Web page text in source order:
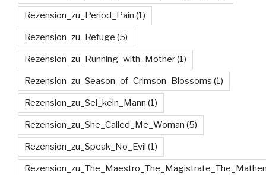
Rezension_zu_Period_Pain (1)
Rezension_zu_Refuge (5)
Rezension_zu_Running_with_Mother(1)
Rezension_zu_Season_of_Crimson_Blossoms (1)
Rezension_zu_Sei_kein_Mann (1)
Rezension_zu_She_Called_Me_Woman (5)
Rezension_zu_Speak_No_Evil (1)